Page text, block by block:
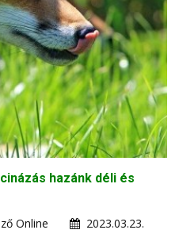
hazánk déli és
Online
2023.03.23.